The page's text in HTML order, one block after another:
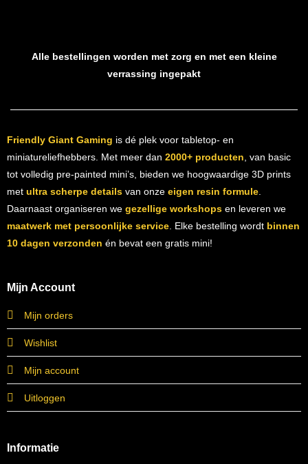
Alle bestellingen worden met zorg en met een kleine
verrassing ingepakt
Friendly Giant Gaming is dé plek voor tabletop- en
miniatureliefhebbers. Met meer dan 2000+ producten , van basic
tot volledig pre-painted mini’s, bieden we hoogwaardige 3D prints
met ultra scherpe detailsvan onze eigen resin formule.
Daarnaast organiseren we gezellige workshopsen leveren we
maatwerk met persoonlijke service. Elke bestelling wordt binnen
10 dagen verzonden én bevat een gratis mini!
Mijn Account
Mijn orders
Wishlist
Mijn account
Uitloggen
Informatie